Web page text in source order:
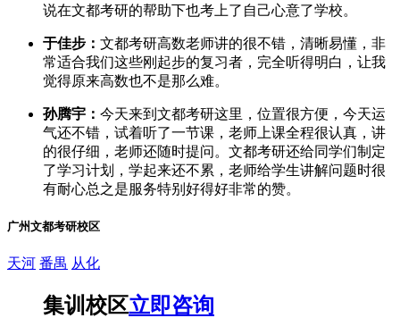
说在文都考研的帮助下也考上了自己心意了学校。
于佳步： 文都考研高数老师讲的很不错，清晰易懂，非
常适合我们这些刚起步的复习者，完全听得明白，让我
觉得原来高数也不是那么难。
孙腾宇： 今天来到文都考研这里，位置很方便，今天运
气还不错，试着听了一节课，老师上课全程很认真，讲
的很仔细，老师还随时提问。文都考研还给同学们制定
了学习计划，学起来还不累，老师给学生讲解问题时很
有耐心总之是服务特别好得好非常的赞。
广州文都考研校区
天河 番禺 从化
集训校区立即咨询